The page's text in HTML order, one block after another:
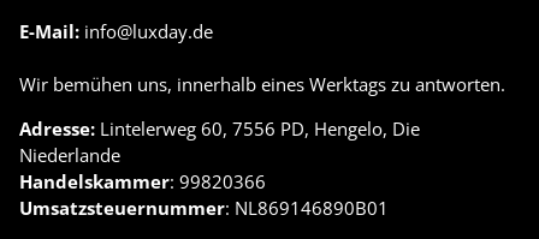
E-Mail: info@luxday.de
Wir bemühen uns, innerhalb eines Werktags zu antworten.
Adresse: Lintelerweg 60, 7556 PD, Hengelo, Die
Niederlande
Handelskammer: 99820366
Umsatzsteuernummer: NL869146890B01